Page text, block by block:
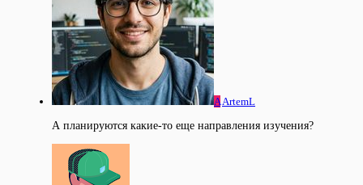
AArtemL
А планируются какие-то еще направления изучения?